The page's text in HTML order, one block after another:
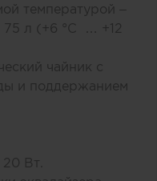
температурой –
75 л (+6 °C … +12
чайник с
и поддержанием
Вт.